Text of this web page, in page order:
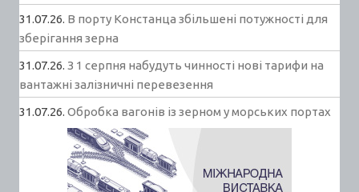
31.07.26. В порту Констанца збільшені потужності для
зберігання зерна
31.07.26. З 1 серпня набудуть чинності нові тарифи на
вантажні залізничні перевезення
31.07.26. Обробка вагонів із зерном у морських портах